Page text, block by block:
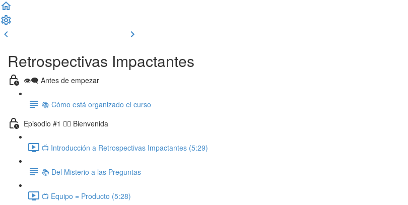
Retrospectivas Impactantes
👁‍🗨 Antes de empezar
📚 Cómo está organizado el curso
Episodio #1 🙋‍♂️ Bienvenida
📺 Introducción a Retrospectivas Impactantes (5:29)
📚 Del Misterio a las Preguntas
📺 Equipo = Producto (5:28)